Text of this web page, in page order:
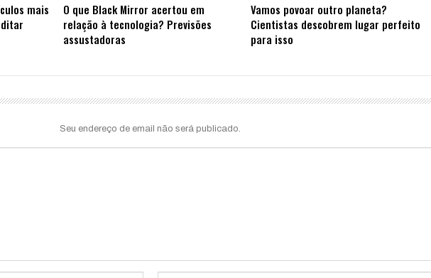
mais
O que Black Mirror acertou em
relação à tecnologia? Previsões
assustadoras
Vamos povoar outro planeta?
Cientistas descobrem lugar perfeito
para isso
Seu endereço de email não será publicado.